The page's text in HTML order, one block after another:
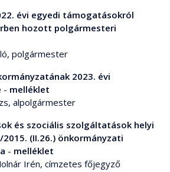
évi egyedi támogatásokról
hozott polgármesteri
polgármester
2023. évi
- melléklet
alpolgármester
és szociális szolgáltatások helyi
(II.26.) önkormányzati
- melléklet
Irén, címzetes főjegyző